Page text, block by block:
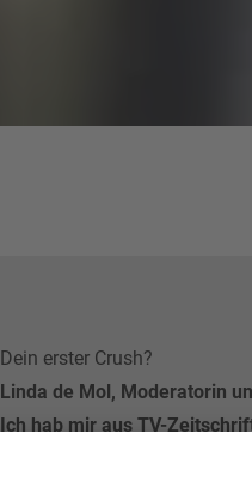
Dein erster Crush?
Linda de Mol, Moderatorin
Ich hab mir aus TV-